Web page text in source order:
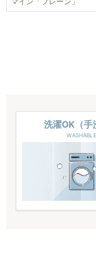
洗濯OK（手
WASHABLE